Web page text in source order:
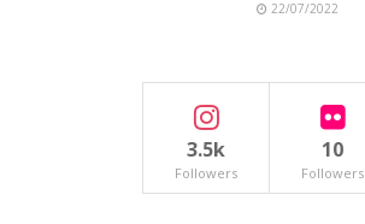
22/07/2022
3.5k
Followers
10
Followers